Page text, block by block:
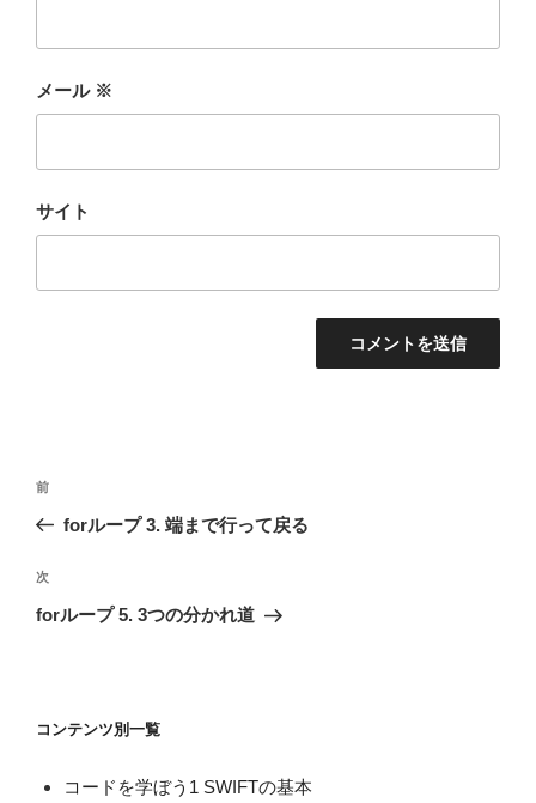
メール ※
サイト
投
ビ
ゲ
ン
前
の
稿
前
forループ 3. 端まで行って戻る
次
の
次
forループ 5. 3つの分かれ道
コンテンツ別一覧
コードを学ぼう1 SWIFTの基本